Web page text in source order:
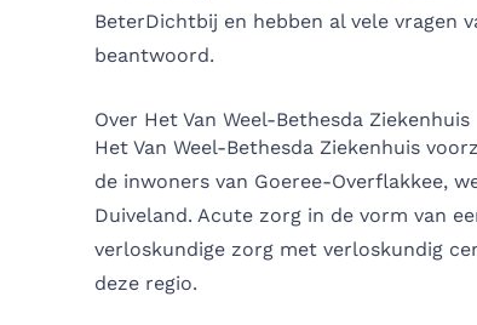
BeterDichtbij en hebben al vele vragen
beantwoord.
Over Het Van Weel-Bethesda Ziekenhuis
Het Van Weel-Bethesda Ziekenhuis
de inwoners van Goeree-Overflakkee,
Duiveland. Acute zorg in de vorm van
verloskundige zorg met verloskundig
deze regio.